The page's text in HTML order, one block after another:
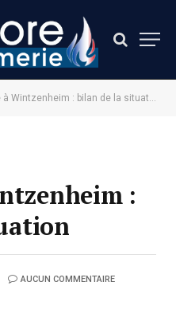
à Wintzenheim : bilan de la situation
:
AUCUN COMMENTAIRE